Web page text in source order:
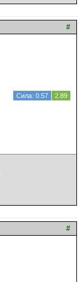
#
Сила: 0.57 2.89
#